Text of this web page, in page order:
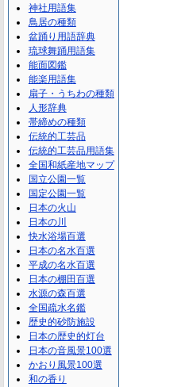
神社用語集
鳥居の種類
盆踊り用語辞典
琉球舞踊用語集
能面図鑑
能楽用語集
扇子・うちわの種類
人形辞典
帯締めの種類
伝統的工芸品
伝統的工芸品用語集
全国和紙産地マップ
国立公園一覧
国定公園一覧
日本の火山
日本の川
快水浴場百選
日本の名水百選
平成の名水百選
日本の棚田百選
水源の森百選
全国疏水名鑑
歴史的砂防施設
日本の歴史的灯台
日本の音風景100選
かおり風景100選
和の香り